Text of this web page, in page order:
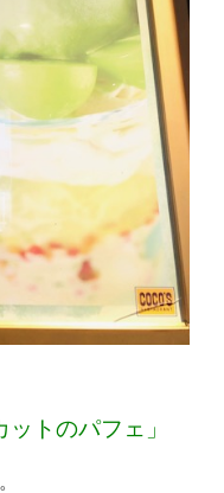
ットのパフェ」